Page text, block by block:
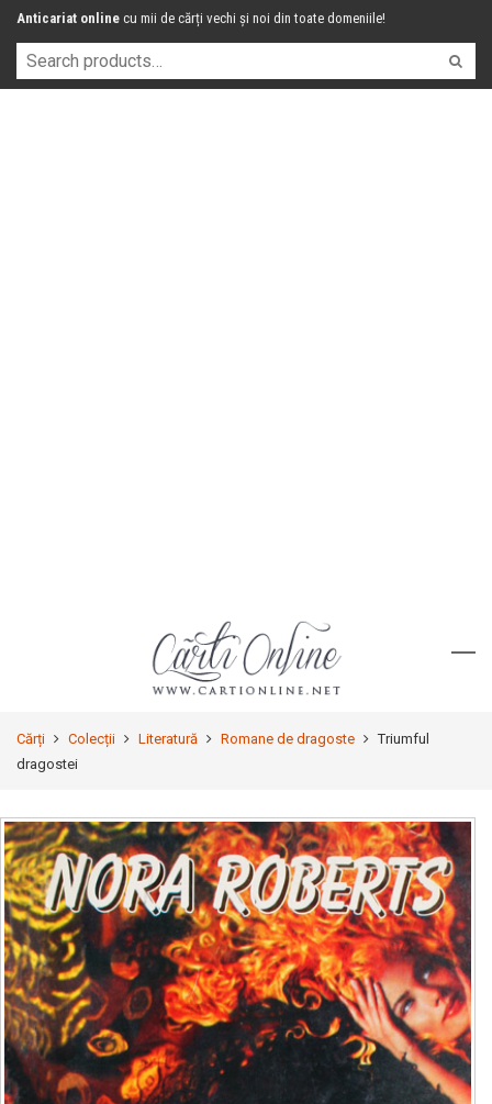
Anticariat online cu mii de cărți vechi și noi din toate domeniile!
Cărți Colecții Literatură Romane de dragoste
Triumful
dragostei